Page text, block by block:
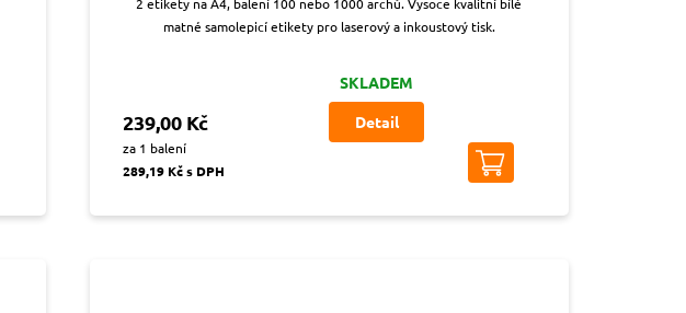
matné samolepicí etikety pro laserový a inkoustový tisk.
239,00 Kč
za 1 balení
289,19 Kč s DPH
SKLADEM
Detail